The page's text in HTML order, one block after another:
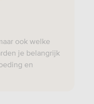
ook welke
je belangrijk
en